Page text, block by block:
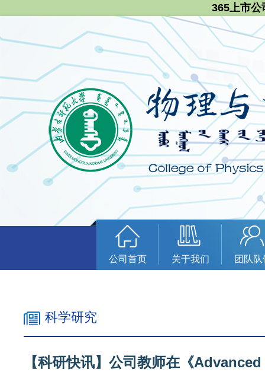
365上市公
公司首页 关于我们 团队队
科学研究
【科研快讯】公司教师在《